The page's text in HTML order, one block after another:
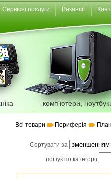
Сервісні послуги Вакансії
комп'ютери,
Всі товари Периферія
Сортувати за
пошук по категорії